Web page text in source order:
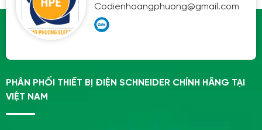
Codienhoangphuong@gmail.com
PHÂN PHỐI THIẾT BỊ ĐIỆN SCHNEIDER CHÍNH HÃNG TẠI
VIỆT NAM